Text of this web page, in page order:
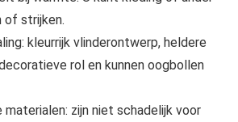
of strijken.
kleurrijk vlinderontwerp, heldere
rol en kunnen oogbollen
materialen: zijn niet schadelijk voor